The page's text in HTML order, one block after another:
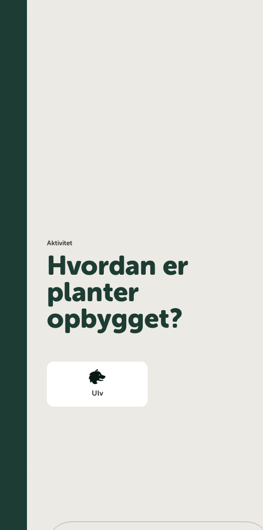
Aktivitet
Hvordan er
planter
opbygget?
Ulv